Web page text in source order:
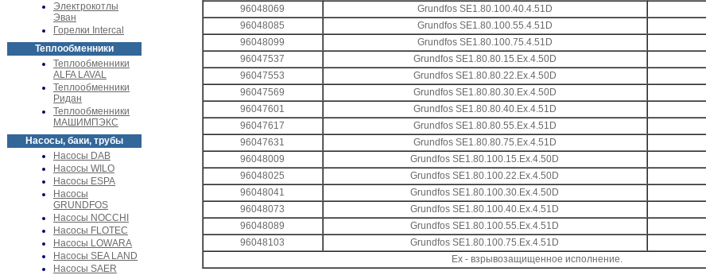
Электрокотлы
Эван
Горелки Intercal
Теплообменники
Теплообменники
ALFA LAVAL
Теплообменники
Ридан
Теплообменники
МАШИМПЭКС
Насосы, баки, трубы
Насосы DAB
Насосы WILO
Насосы ESPA
Насосы
GRUNDFOS
Насосы NOCCHI
Насосы FLOTEC
Насосы LOWARA
Насосы SEA LAND
Насосы SAER
96048069
Grundfos SE1.80.100.40.4.51D
96048085
Grundfos SE1.80.100.55.4.51D
96048099
Grundfos SE1.80.100.75.4.51D
96047537
Grundfos SE1.80.80.15.Ex.4.50D
96047553
Grundfos SE1.80.80.22.Ex.4.50D
96047569
Grundfos SE1.80.80.30.Ex.4.50D
96047601
Grundfos SE1.80.80.40.Ex.4.51D
96047617
Grundfos SE1.80.80.55.Ex.4.51D
96047631
Grundfos SE1.80.80.75.Ex.4.51D
96048009
Grundfos SE1.80.100.15.Ex.4.50D
96048025
Grundfos SE1.80.100.22.Ex.4.50D
96048041
Grundfos SE1.80.100.30.Ex.4.50D
96048073
Grundfos SE1.80.100.40.Ex.4.51D
96048089
Grundfos SE1.80.100.55.Ex.4.51D
96048103
Grundfos SE1.80.100.75.Ex.4.51D
Ех - взрывозащищенное исполнение.